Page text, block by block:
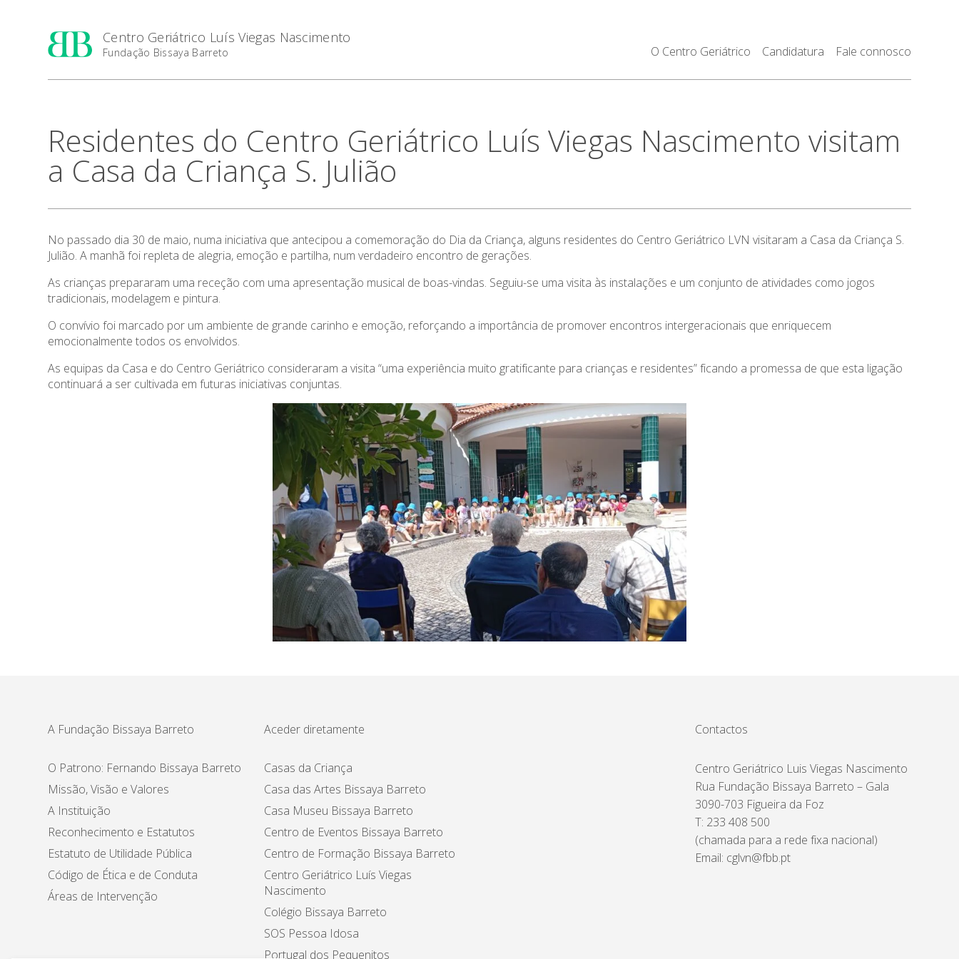
Centro Geriátrico Luís Viegas Nascimento
Fundação Bissaya Barreto O Centro Geriátrico Candidatura Fale connosco
Residentes do Centro Geriátrico Luís Viegas Nascimento visitam
a Casa da Criança S. Julião
No passado dia 30 de maio, numa iniciativa que antecipou a comemoração do Dia da Criança, alguns residentes do Centro Geriátrico LVN visitaram a Casa da Criança S.
Julião. A manhã foi repleta de alegria, emoção e partilha, num verdadeiro encontro de gerações.
As crianças prepararam uma receção com uma apresentação musical de boas-vindas. Seguiu-se uma visita às instalações e um conjunto de atividades como jogos
tradicionais, modelagem e pintura.
O convívio foi marcado por um ambiente de grande carinho e emoção, reforçando a importância de promover encontros intergeracionais que enriquecem
emocionalmente todos os envolvidos.
As equipas da Casa e do Centro Geriátrico consideraram a visita “uma experiência muito gratificante para crianças e residentes” ficando a promessa de que esta ligação
continuará a ser cultivada em futuras iniciativas conjuntas.
A Fundação Bissaya Barreto
O Patrono: Fernando Bissaya Barreto
Missão, Visão e Valores
A Instituição
Reconhecimento e Estatutos
Estatuto de Utilidade Pública
Código de Ética e de Conduta
Áreas de Intervenção
Aceder diretamente
Casas da Criança
Casa das Artes Bissaya Barreto
Casa Museu Bissaya Barreto
Centro de Eventos Bissaya Barreto
Centro de Formação Bissaya Barreto
Centro Geriátrico Luís Viegas
Nascimento
Colégio Bissaya Barreto
SOS Pessoa Idosa
Portugal dos Pequenitos
Contactos
Centro Geriátrico Luis Viegas Nascimento
Rua Fundação Bissaya Barreto – Gala
3090-703 Figueira da Foz
T: 233 408 500
(chamada para a rede fixa nacional)
Email: cglvn@fbb.pt